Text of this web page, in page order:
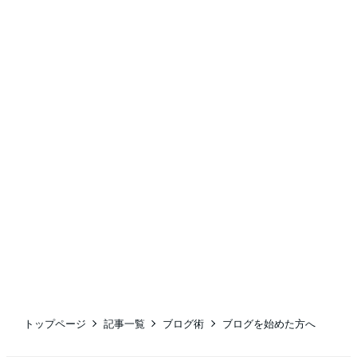
トップページ 記事一覧 ブログ術 ブログを始めた方へ